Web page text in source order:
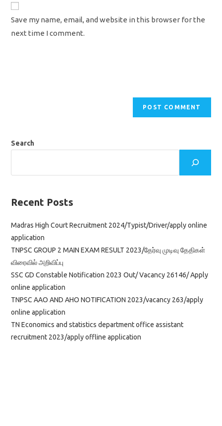
URL
(optional)
Save my name, email, and website in this browser for the
next time I comment.
Search
Recent Posts
Madras High Court Recruitment 2024/Typist/Driver/apply online
application
TNPSC GROUP 2 MAIN EXAM RESULT 2023/தேர்வு முடிவு தேதிகள்
விரைவில் அறிவிப்பு
SSC GD Constable Notification 2023 Out/ Vacancy 26146/ Apply
online application
TNPSC AAO AND AHO NOTIFICATION 2023/vacancy 263/apply
online application
TN Economics and statistics department office assistant
recruitment 2023/apply offline application